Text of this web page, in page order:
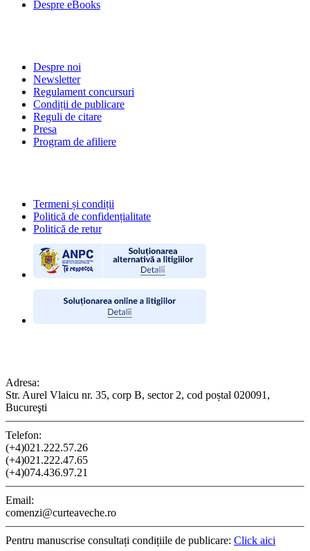
Despre eBooks
Despre noi
Newsletter
Regulament concursuri
Condiții de publicare
Reguli de citare
Presa
Program de afiliere
Termeni și condiții
Politică de confidențialitate
Politică de retur
Adresa:
Str. Aurel Vlaicu nr. 35, corp B, sector 2, cod poștal 020091,
Bucureşti
Telefon:
(+4)021.222.57.26
(+4)021.222.47.65
(+4)074.436.97.21
Email:
comenzi@curteaveche.ro
Pentru manuscrise consultați condițiile de publicare: Click aici